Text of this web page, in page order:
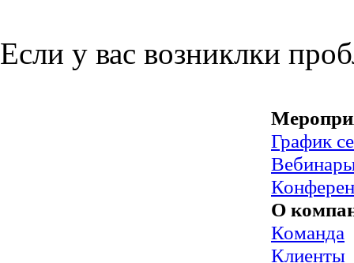
Если у вас возниклки
График
О
Команда
Клиенты